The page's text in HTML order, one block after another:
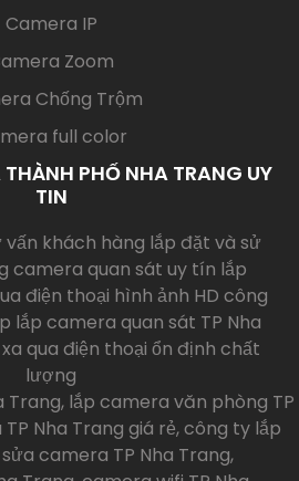
Camera IP
Zoom
Chống Trộm
full color
PHỐ NHA TRANG UY
TIN
khách hàng lắp đặt và sử
camera quan sát uy tín lắp
điện thoại hình ảnh HD công
lắp camera quan sát TP Nha
qua điện thoại ổn định chất
lượng
Trang, lắp camera văn phòng TP
Nha Trang giá rẻ, công ty lắp
camera TP Nha Trang,